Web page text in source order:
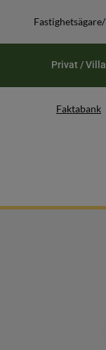
Privat / Villa
Faktabank